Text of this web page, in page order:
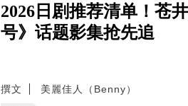
2026日剧推荐清单！苍
号》话题影集抢先追
撰文 美麗佳人（Benny）